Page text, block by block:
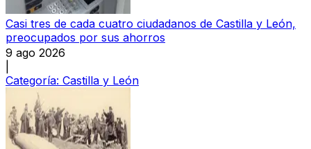
Casi tres de cada cuatro ciudadanos de Castilla y León,
preocupados por sus ahorros
9 ago 2026
Categoría: Castilla y León